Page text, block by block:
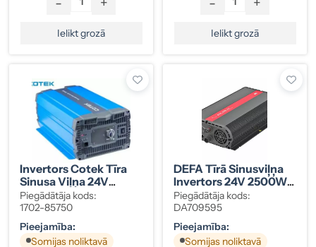
Ielikt grozā Ielikt grozā
Invertors Cotek Tīra
Sinusa Viļņa 24V
4000W
Piegādātāja kods:
1702-85750
Pieejamība:
Somijas noliktavā
DEFA Tīrā Sinusviļņa
Invertors 24V 2500W
Ar Pārslēgšanas
Slēdzi, DA709595
Piegādātāja kods:
DA709595
Pieejamība:
Somijas noliktavā